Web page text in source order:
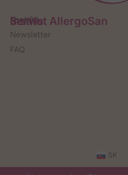
Servis
Kontakt
Newsletter
FAQ
Institut AllergoSan
SK